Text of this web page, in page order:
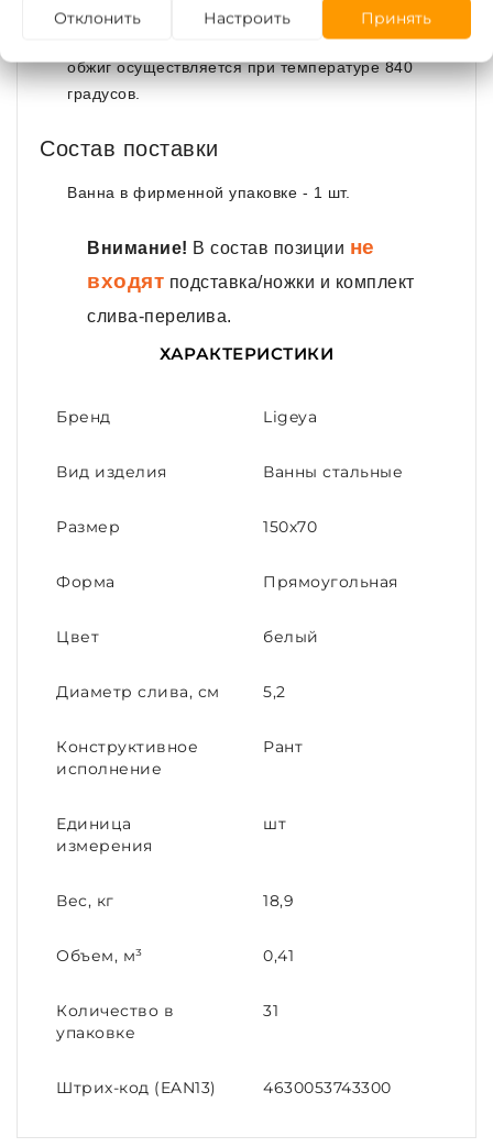
долгосрочное использование;
обжиг осуществляется при температуре 840
градусов.
Состав поставки
Ванна в фирменной упаковке - 1 шт.
Внимание! В состав позиции не
входят подставка/ножки и комплект
слива-перелива.
ХАРАКТЕРИСТИКИ
Бренд Ligeya
Вид изделия Ванны стальные
Размер 150х70
Форма Прямоугольная
Цвет белый
Диаметр слива, см 5,2
Конструктивное
исполнение
Рант
Единица
измерения
шт
Вес, кг 18,9
Объем, м³ 0,41
Количество в
упаковке
31
Штрих-код (EAN13) 4630053743300
Отклонить Настроить Принять